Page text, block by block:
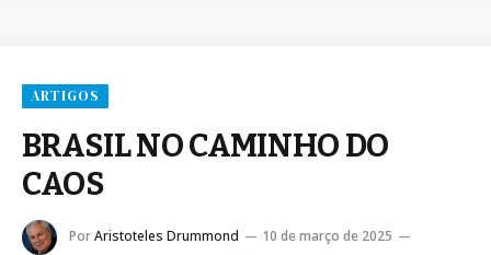
ARTIGOS
BRASIL NO CAMINHO DO
CAOS
PorAristoteles Drummond
10 de março de 2025